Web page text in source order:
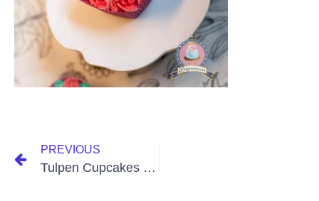
PREVIOUS
Tulpen Cupcakes mit Creme spritzen